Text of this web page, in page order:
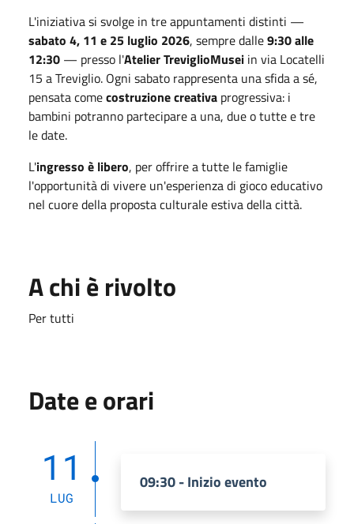
L'iniziativa si svolge in tre appuntamenti distinti —
sabato 4, 11 e 25 luglio 2026, sempre dalle9:30 alle
12:30 — presso l'Atelier TreviglioMusei in via Locatelli
15 a Treviglio. Ogni sabato rappresenta una sfida a sé,
pensata comecostruzione creativa progressiva: i
bambini potranno partecipare a una, due o tutte e tre
le date.
L'ingresso è libero, per offrire a tutte le famiglie
l'opportunità di vivere un'esperienza di gioco educativo
nel cuore della proposta culturale estiva della città.
A chi è rivolto
Per tutti
Date e orari
11
LUG
09:30 - Inizio evento